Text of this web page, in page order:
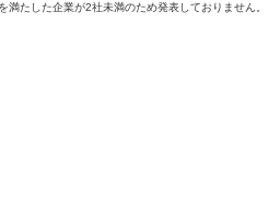
たした企業が2社未満のため発表しておりません。